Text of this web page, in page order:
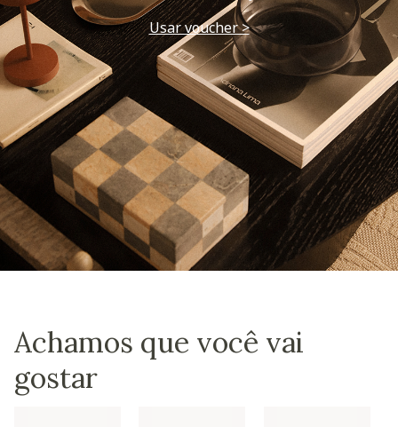
Usar voucher >
Achamos que você vai
gostar